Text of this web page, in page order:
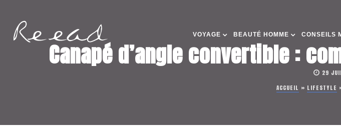
VOYAGE BEAUTÉ HOMME CONSEILS
Canapé d’angle convertible :
29
ACCUEIL » LIFESTYLE